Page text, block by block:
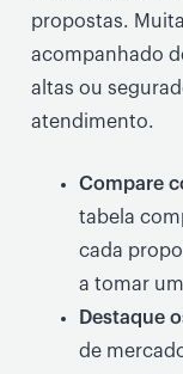
propostas.
acompanhado
altas ou
atendimento.
Compare
tabela
cada
a tomar
Destaque
de